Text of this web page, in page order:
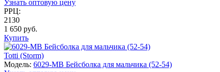
Узнать оптовую цену
РРЦ:
2130
1 650 руб.
Купить
Totti (Storm)
Модель: 6029-MB Бейсболка для мальчика (52-54)